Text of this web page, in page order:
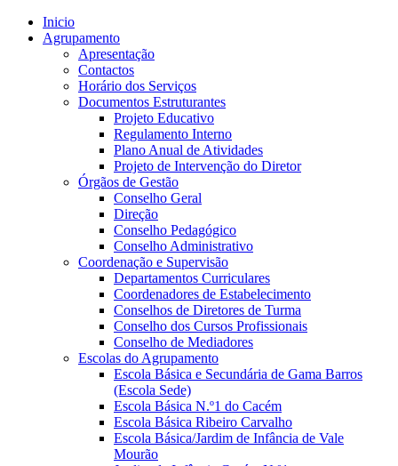
Inicio
Agrupamento
Apresentação
Contactos
Horário dos Serviços
Documentos Estruturantes
Projeto Educativo
Regulamento Interno
Plano Anual de Atividades
Projeto de Intervenção do Diretor
Órgãos de Gestão
Conselho Geral
Direção
Conselho Pedagógico
Conselho Administrativo
Coordenação e Supervisão
Departamentos Curriculares
Coordenadores de Estabelecimento
Conselhos de Diretores de Turma
Conselho dos Cursos Profissionais
Conselho de Mediadores
Escolas do Agrupamento
Escola Básica e Secundária de Gama Barros
(Escola Sede)
Escola Básica N.º1 do Cacém
Escola Básica Ribeiro Carvalho
Escola Básica/Jardim de Infância de Vale
Mourão